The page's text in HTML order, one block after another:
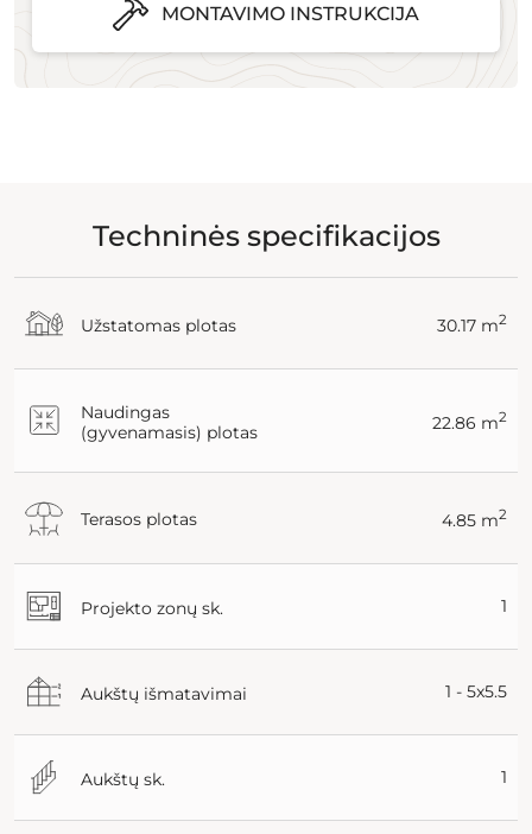
MONTAVIMO INSTRUKCIJA
Techninės specifikacijos
Užstatomas plotas 30.17 m2
Naudingas
(gyvenamasis) plotas
22.86 m2
Terasos plotas 4.85 m2
Projekto zonų sk. 1
Aukštų išmatavimai 1 - 5x5.5
Aukštų sk. 1